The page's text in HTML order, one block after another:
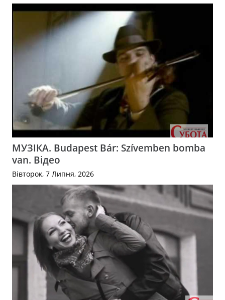
МУЗІКА. Budapest Bár: Szívemben bomba
van. Відео
Вівторок, 7 Липня, 2026